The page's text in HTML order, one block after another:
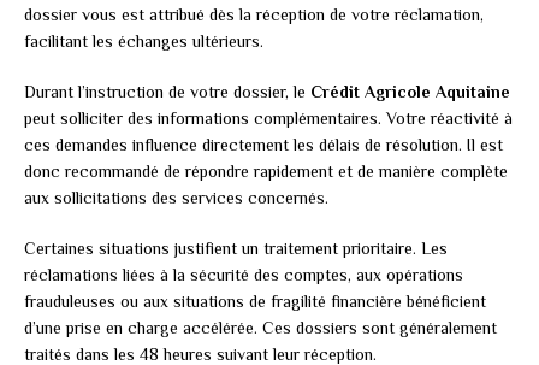
dossier vous est attribué dès la réception de votre réclamation,
facilitant les échanges ultérieurs.
Durant l’instruction de votre dossier, le Crédit Agricole Aquitaine
peut solliciter des informations complémentaires. Votre réactivité à
ces demandes influence directement les délais de résolution. Il est
donc recommandé de répondre rapidement et de manière complète
aux sollicitations des services concernés.
Certaines situations justifient un traitement prioritaire. Les
réclamations liées à la sécurité des comptes, aux opérations
frauduleuses ou aux situations de fragilité financière bénéficient
d’une prise en charge accélérée. Ces dossiers sont généralement
traités dans les 48 heures suivant leur réception.